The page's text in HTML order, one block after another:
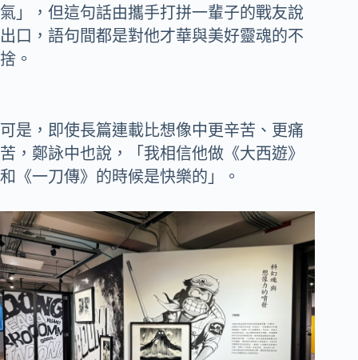
氣」，但這句話由攜手打拼一輩子的戰友說
出口，語句間都是對他才華與美好靈魂的不
捨。
可是，即使長篇連載比想像中更辛苦、更痛
苦，鄭詠中也說，「我相信他做《大西遊》
和《一刀傳》的時候是快樂的」。